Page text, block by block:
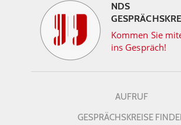
NDS
Kommen Sie
ins Gespräch!
AUFRUF
GESPRÄCHSKREISE